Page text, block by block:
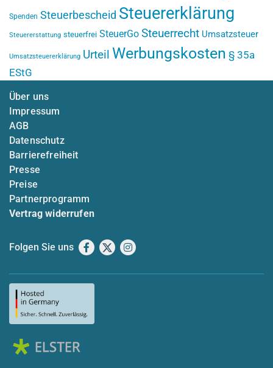
Spenden Steuerbescheid Steuererklärung
Steuererstattung steuerfrei SteuerGo Steuerrecht Umsatzsteuer
Umsatzsteuererklärung Urteil Werbungskosten § 35a
EStG
Über uns
Impressum
AGB
Datenschutz
Barrierefreiheit
Presse
Preise
Partnerprogramm
Vertrag widerrufen
Folgen Sie uns Facebook
X Instagram